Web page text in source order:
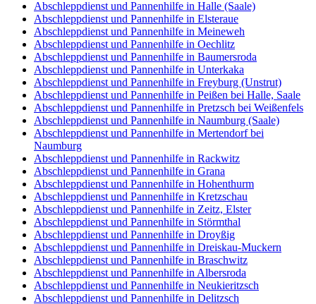
Abschleppdienst und Pannenhilfe in Halle (Saale)
Abschleppdienst und Pannenhilfe in Elsteraue
Abschleppdienst und Pannenhilfe in Meineweh
Abschleppdienst und Pannenhilfe in Oechlitz
Abschleppdienst und Pannenhilfe in Baumersroda
Abschleppdienst und Pannenhilfe in Unterkaka
Abschleppdienst und Pannenhilfe in Freyburg (Unstrut)
Abschleppdienst und Pannenhilfe in Peißen bei Halle, Saale
Abschleppdienst und Pannenhilfe in Pretzsch bei Weißenfels
Abschleppdienst und Pannenhilfe in Naumburg (Saale)
Abschleppdienst und Pannenhilfe in Mertendorf bei
Naumburg
Abschleppdienst und Pannenhilfe in Rackwitz
Abschleppdienst und Pannenhilfe in Grana
Abschleppdienst und Pannenhilfe in Hohenthurm
Abschleppdienst und Pannenhilfe in Kretzschau
Abschleppdienst und Pannenhilfe in Zeitz, Elster
Abschleppdienst und Pannenhilfe in Störmthal
Abschleppdienst und Pannenhilfe in Droyßig
Abschleppdienst und Pannenhilfe in Dreiskau-Muckern
Abschleppdienst und Pannenhilfe in Braschwitz
Abschleppdienst und Pannenhilfe in Albersroda
Abschleppdienst und Pannenhilfe in Neukieritzsch
Abschleppdienst und Pannenhilfe in Delitzsch